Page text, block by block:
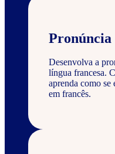
Pronúncia
Desenvolva a
língua francesa.
aprenda como se
em francês.